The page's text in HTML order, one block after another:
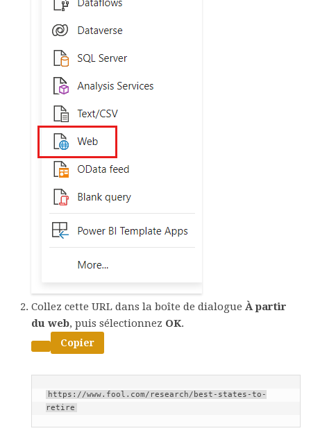
Collez cette URL dans la boîte de dialogue À partir
du web, puis sélectionnez OK.
Copier
https://www.fool.com/research/best-states-to-